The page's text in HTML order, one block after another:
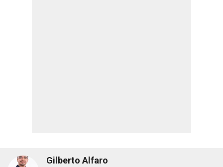
Gilberto Alfaro